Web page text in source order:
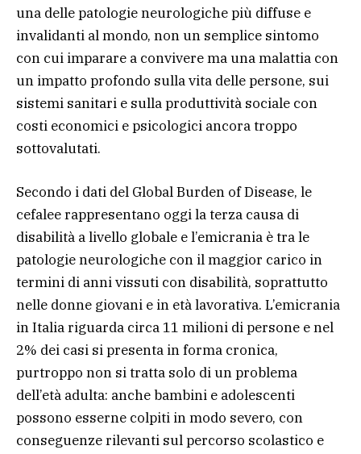
una delle patologie neurologiche più diffuse e
invalidanti al mondo, non un semplice sintomo
con cui imparare a convivere ma una malattia con
un impatto profondo sulla vita delle persone, sui
sistemi sanitari e sulla produttività sociale con
costi economici e psicologici ancora troppo
sottovalutati.
Secondo i dati del Global Burden of Disease, le
cefalee rappresentano oggi la terza causa di
disabilità a livello globale e l’emicrania è tra le
patologie neurologiche con il maggior carico in
termini di anni vissuti con disabilità, soprattutto
nelle donne giovani e in età lavorativa. L’emicrania
in Italia riguarda circa 11 milioni di persone e nel
2% dei casi si presenta in forma cronica,
purtroppo non si tratta solo di un problema
dell’età adulta: anche bambini e adolescenti
possono esserne colpiti in modo severo, con
conseguenze rilevanti sul percorso scolastico e